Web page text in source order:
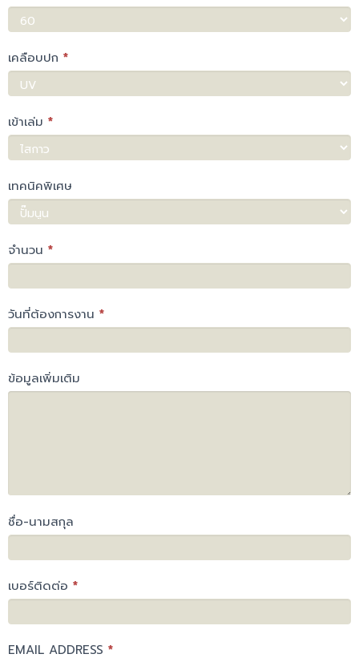
เคลือบปก *
เข้าเล่ม *
เทคนิคพิเศษ
จำนวน *
วันที่ต้องการงาน *
ข้อมูลเพิ่มเติม
ชื่อ-นามสกุล
เบอร์ติดต่อ *
EMAIL ADDRESS *